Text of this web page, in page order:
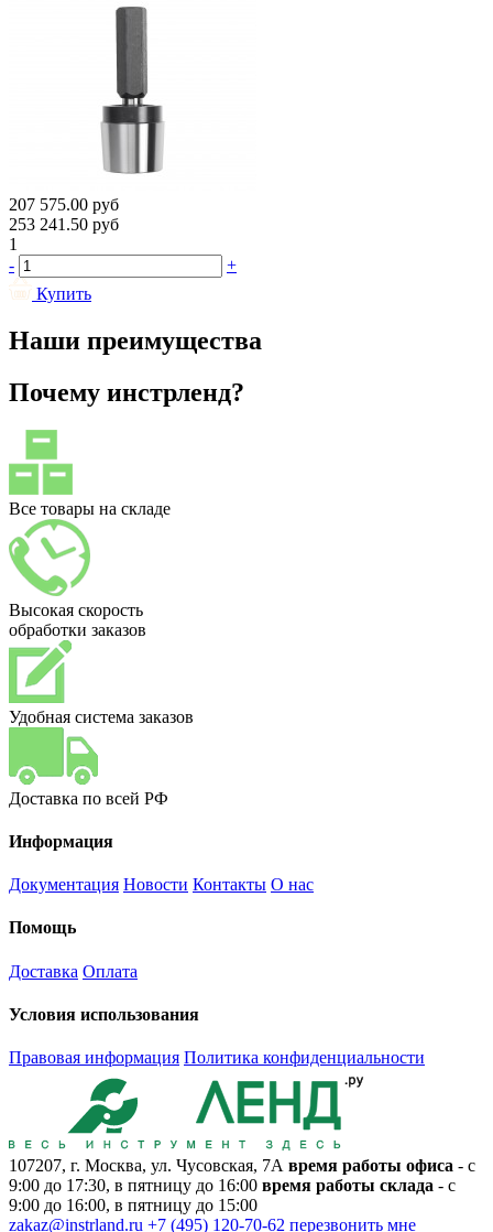
207 575.00 руб
253 241.50 руб
1
-
+
Купить
Наши преимущества
Почему инстрленд?
Все товары на складе
Высокая скорость
обработки заказов
Удобная система заказов
Доставка по всей РФ
Информация
Документация Новости Контакты О нас
Помощь
Доставка Оплата
Условия использования
Правовая информация Политика конфиденциальности
107207, г. Москва, ул. Чусовская, 7А время работы офиса - с
9:00 до 17:30, в пятницу до 16:00 время работы склада - с
9:00 до 16:00, в пятницу до 15:00
zakaz@instrland.ru +7 (495) 120-70-62 перезвонить мне